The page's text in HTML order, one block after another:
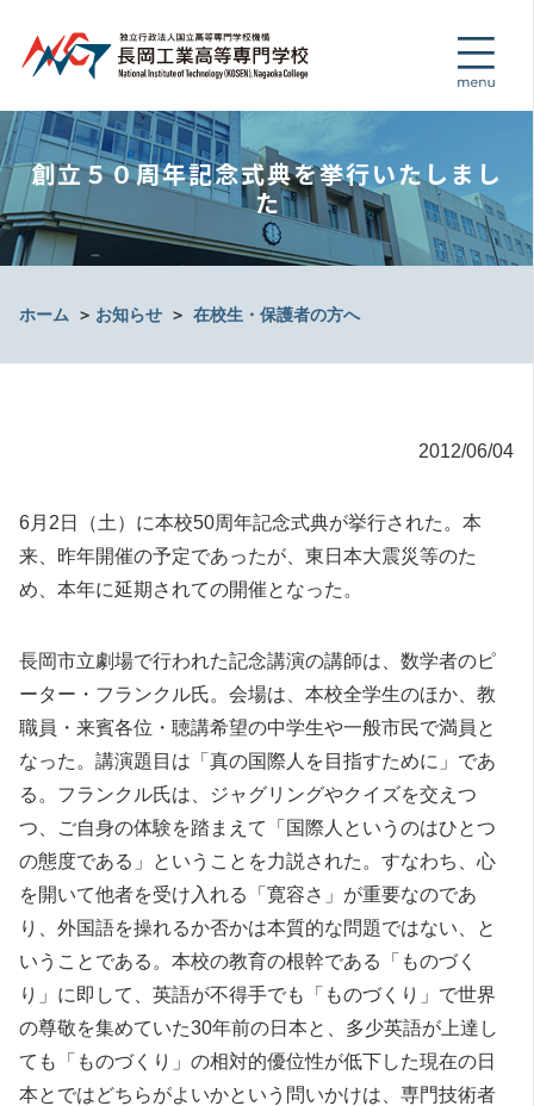
創立５０周年記念式典を挙行いたしまし
た
ホーム ＞ お知らせ ＞ 在校生・保護者の方へ
2012/06/04
6月2日（土）に本校50周年記念式典が挙行された。本
来、昨年開催の予定であったが、東日本大震災等のた
め、本年に延期されての開催となった。
長岡市立劇場で行われた記念講演の講師は、数学者のピ
ーター・フランクル氏。会場は、本校全学生のほか、教
職員・来賓各位・聴講希望の中学生や一般市民で満員と
なった。講演題目は「真の国際人を目指すために」であ
る。フランクル氏は、ジャグリングやクイズを交えつ
つ、ご自身の体験を踏まえて「国際人というのはひとつ
の態度である」ということを力説された。すなわち、心
を開いて他者を受け入れる「寛容さ」が重要なのであ
り、外国語を操れるか否かは本質的な問題ではない、と
いうことである。本校の教育の根幹である「ものづく
り」に即して、英語が不得手でも「ものづくり」で世界
の尊敬を集めていた30年前の日本と、多少英語が上達し
ても「ものづくり」の相対的優位性が低下した現在の日
本とではどちらがよいかという問いかけは、専門技術者